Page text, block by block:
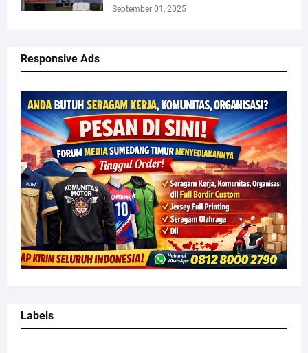
September 01, 2025
Responsive Ads
Labels